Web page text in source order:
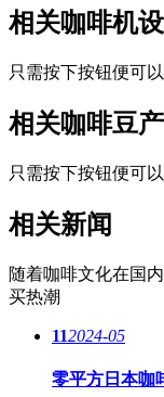
相关咖啡机
只需按下按钮便可
相关咖啡豆
只需按下按钮便可
相关新闻
随着咖啡文化在国
买热潮
112024-05
零平方日本咖